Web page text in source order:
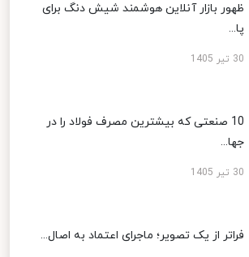
ظهور بازار آنلاین هوشمند شیش دنگ برای
پا...
30 تیر 1405
10 صنعتی که بیشترین مصرف فولاد را در
جها...
30 تیر 1405
فراتر از یک تصویر؛ ماجرای اعتماد به اصال...